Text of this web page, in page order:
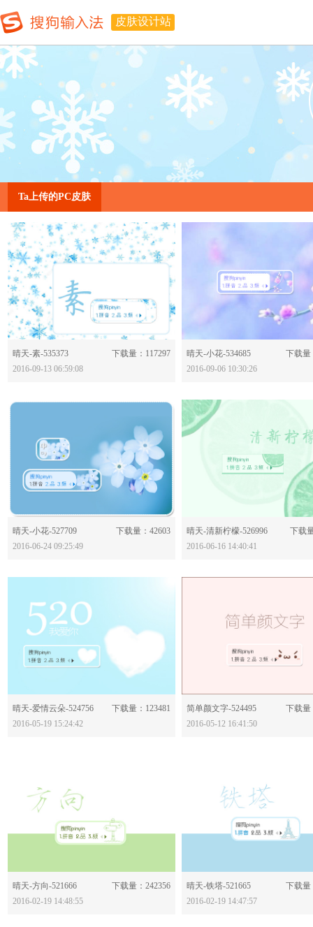
皮肤设计站
Ta上传的PC皮肤
分享：
晴天-素-535373
下载量：117297
2016-09-13 06:59:08
分享：
晴天-小花-534685
下载量
2016-09-06 10:30:26
分享：
晴天-小花-527709
下载量：42603
2016-06-24 09:25:49
分享：
晴天-清新柠檬-526996
下载
2016-06-16 14:40:41
分享：
晴天-爱情云朵-524756
下载量：123481
2016-05-19 15:24:42
分享：
简单颜文字-524495
下载量
2016-05-12 16:41:50
分享：
晴天-方向-521666
下载量：242356
2016-02-19 14:48:55
分享：
晴天-铁塔-521665
下载量
2016-02-19 14:47:57